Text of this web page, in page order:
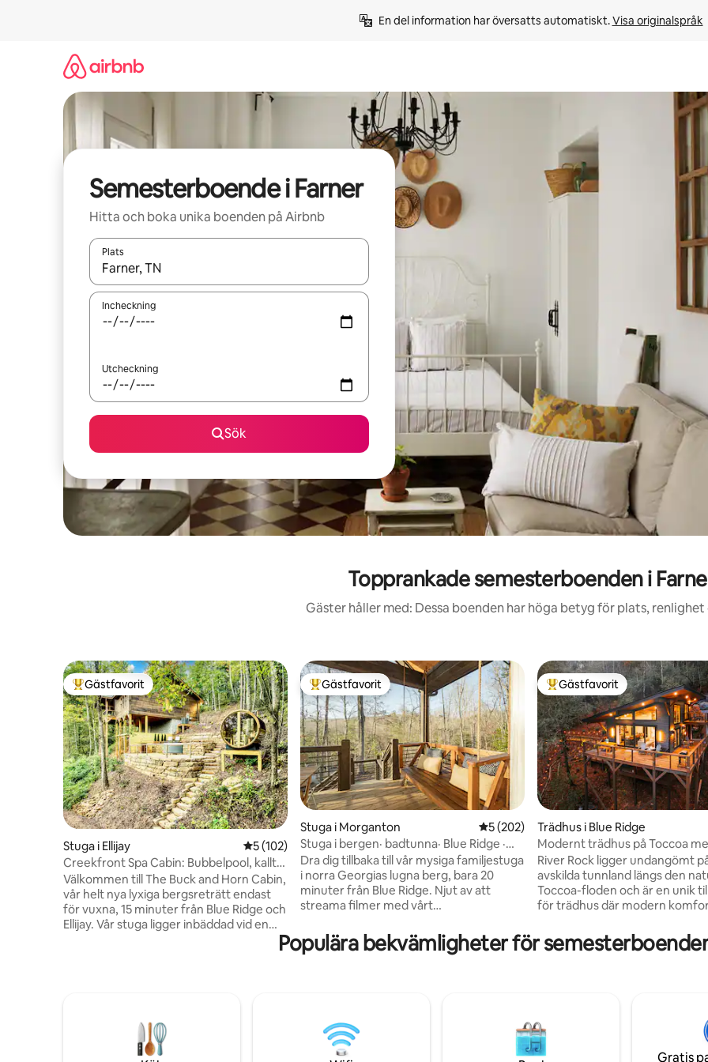
En del information har översatts automatiskt. Visa originalspråk
Semesterboende i Farner
Hitta och boka unika boenden på Airbnb
Plats
När resultaten är tillgängliga kan du navigera med upp- och nedåtpilarna eller utforska genom att trycka eller svepa.
Incheckning
Utcheckning
Sök
Topprankade semesterboenden i
Gäster håller med: Dessa boenden har höga betyg för plats, renlighet
Populär gästfavorit
Gästfavorit
Stuga i Ellijay 5 av 5 i genomsnittligt betyg, 102 omdömen
5 (102)
Creekfront Spa Cabin: Bubbelpool, kallt
dopp, bastu
Välkommen till The Buck and Horn Cabin,
vår helt nya lyxiga bergsreträtt endast
för vuxna, 15 minuter från Blue Ridge och
Ellijay. Vår stuga ligger inbäddad vid en
bäck med en privat stig till en lugn sjö och
är utformad för välbefinnande, romantik
Bubbelpool * Eldstad * Två king size-
sängar * Spa-morgonrockar *
Populär gästfavorit
Gästfavorit
Stuga i Morganton 5 av 5 i genomsnittligt betyg, 202
5 (202)
Stuga i bergen· badtunna· Blue Ridge ·
Husdjur välkomna
Dra dig tillbaka till vår mysiga familjestuga
i norra Georgias lugna berg, bara 20
minuter från Blue Ridge. Njut av att
streama filmer med vårt
ta med dina husdjur – vår stuga är
djurvänlig. Vår stuga är fullt utrustad,
och vingårdar. Perfekt för natursköna
promenader med säsongsbetonad
bergsutsikt. Boka nu för en oförglömlig
Populär gästfavorit
Gästfavorit
Trädhus i Blue Ridge
Modernt trädhus på Toccoa
vattenfall + bubbelpool
River Rock ligger undangömt
avskilda tunnland längs den
Toccoa-floden och är en unik
för trädhus där modern
expansivt utomhusutrymme
detta boende en lugn
stjärnorna — allt omgivet av
skönhet, särskilt magisk på
gärna vara värd för dig – boka
vistelse.
Populära bekvämligheter för
Gratis